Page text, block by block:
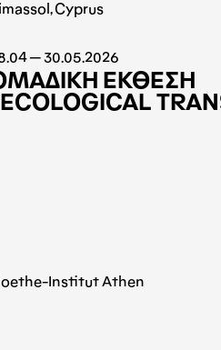
Cyprus
— 30.05.2026
ΕΚΘΕΣΗ
Institut Athen